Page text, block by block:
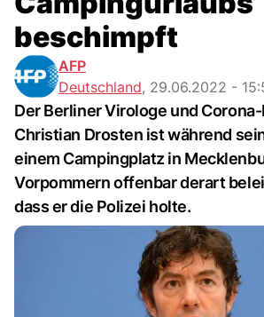
beschimpft
AFP
Deutschland, 29.06.2022 -
Der Berliner Virologe und
Christian Drosten ist während
einem Campingplatz in
Vorpommern offenbar derart
dass er die Polizei holte.